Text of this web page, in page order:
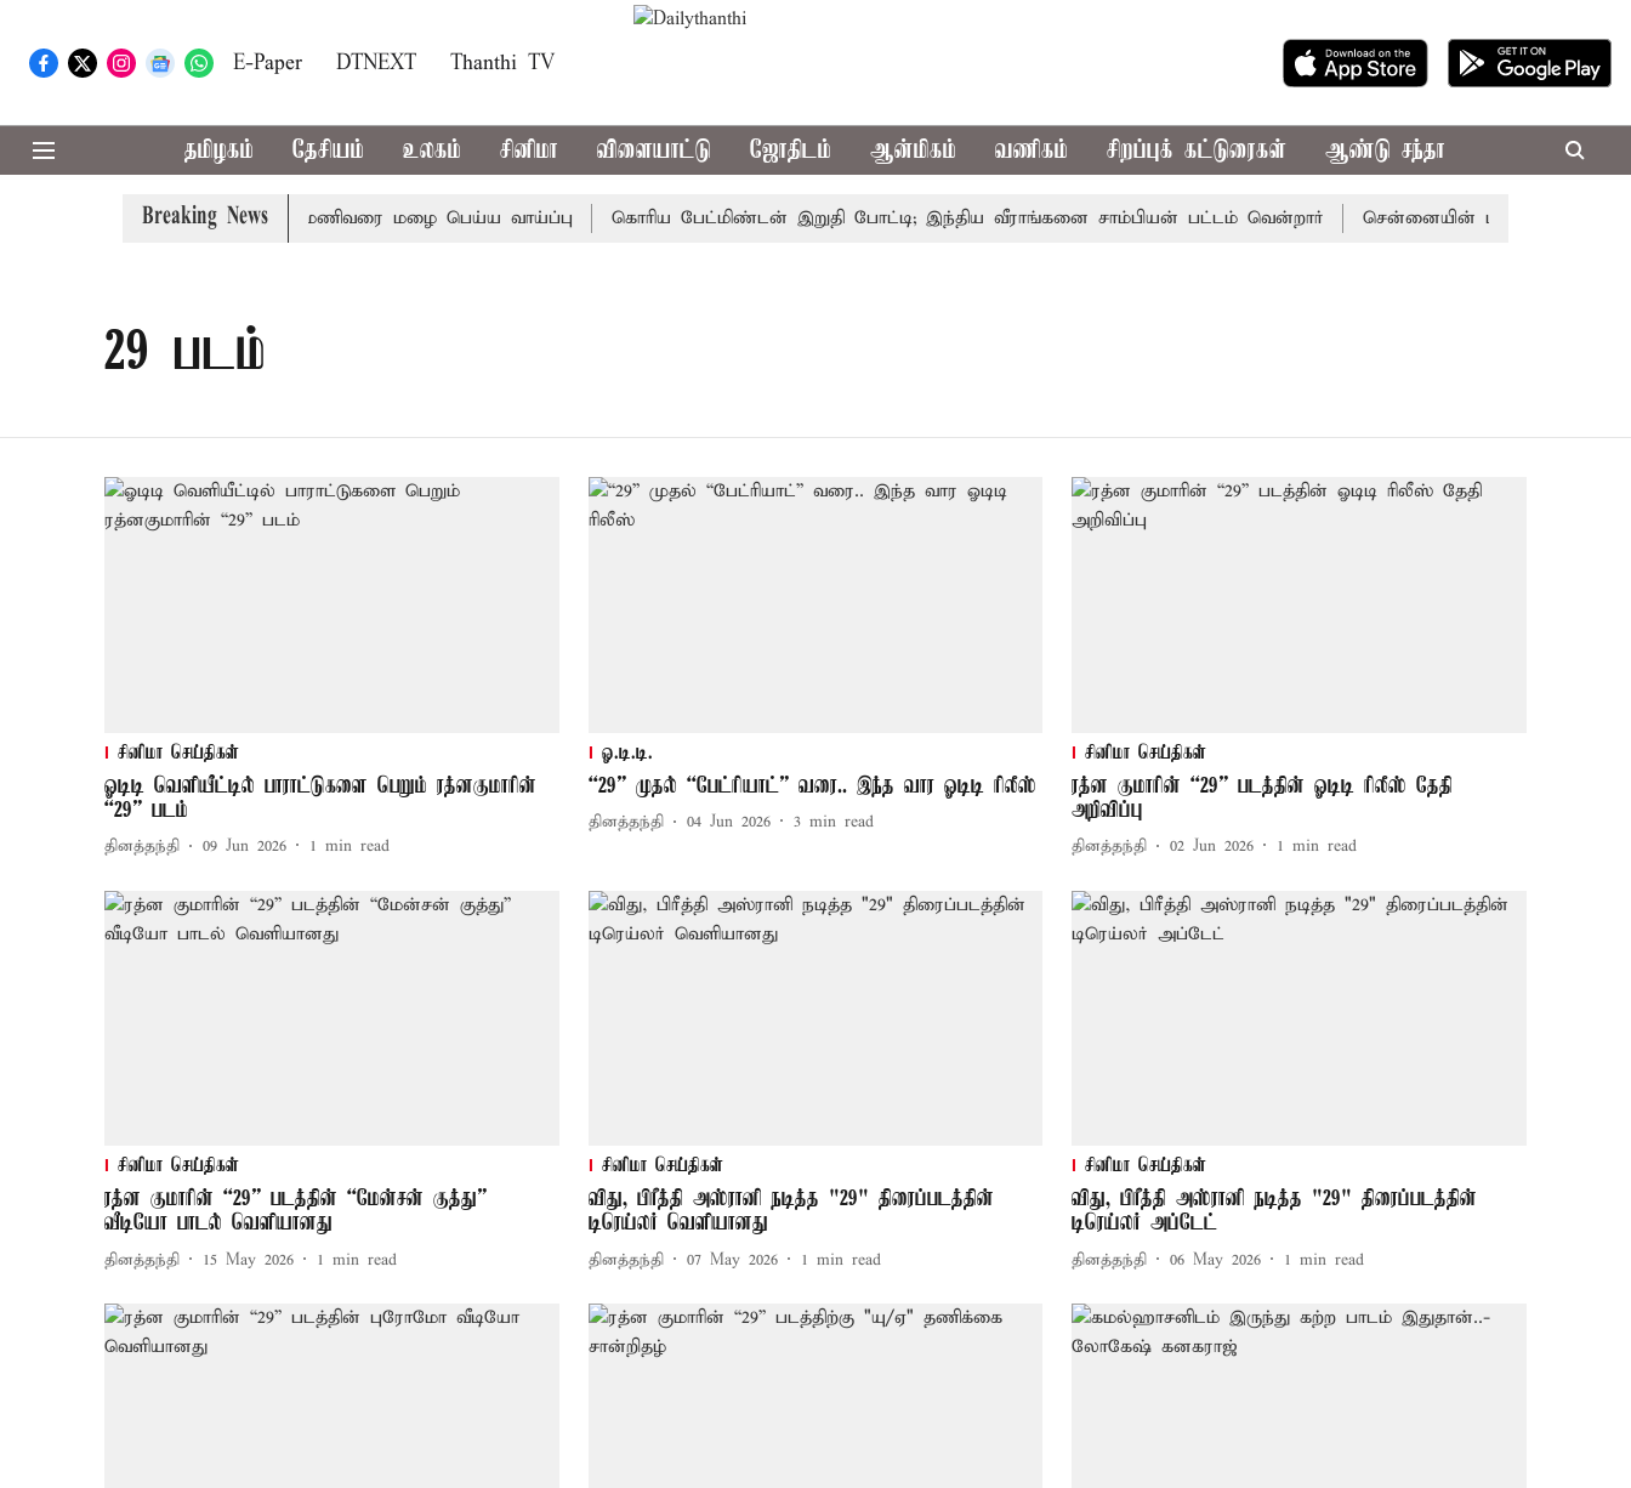
E-Paper DTNEXT Thanthi TV
தமிழகம் தேசியம் உலகம் சினிமா விளையாட்டு ஜோதிடம் ஆன்மிகம் வணிகம் சிறப்புக் கட்டுரைகள் ஆண்டு சந்தா
Breaking News
23 மாவட்டங்களில் இரவு 7 மணிவரை மழை பெய்ய வாய்ப்பு கொரிய பேட்மிண்டன் இறுதி போட்டி; இந்திய வீராங்கனை சாம்பியன் பட்டம் வென்றார் சென்னையின் பல்வேறு
29 படம்
சினிமா செய்திகள்
ஓடிடி வெளியீட்டில் பாராட்டுகளை பெறும் ரத்னகுமாரின்
“29” படம்
தினத்தந்தி 09 Jun 2026 1 min read
ஓ.டி.டி.
“29” முதல் “பேட்ரியாட்” வரை.. இந்த வார ஓடிடி ரிலீஸ்
தினத்தந்தி 04 Jun 2026 3 min read
சினிமா செய்திகள்
ரத்ன குமாரின் “29” படத்தின் ஓடிடி ரிலீஸ் தேதி
அறிவிப்பு
தினத்தந்தி 02 Jun 2026 1 min read
சினிமா செய்திகள்
ரத்ன குமாரின் “29” படத்தின் “மேன்சன் குத்து”
வீடியோ பாடல் வெளியானது
தினத்தந்தி 15 May 2026 1 min read
சினிமா செய்திகள்
விது, பிரீத்தி அஸ்ரானி நடித்த "29" திரைப்படத்தின்
டிரெய்லர் வெளியானது
தினத்தந்தி 07 May 2026 1 min read
சினிமா செய்திகள்
விது, பிரீத்தி அஸ்ரானி நடித்த "29" திரைப்படத்தின்
டிரெய்லர் அப்டேட்
தினத்தந்தி 06 May 2026 1 min read